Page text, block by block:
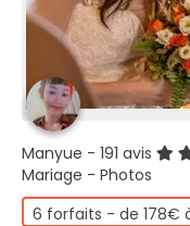
Manyue - 191 avis
Mariage - Photos
6 forfaits - de 178€